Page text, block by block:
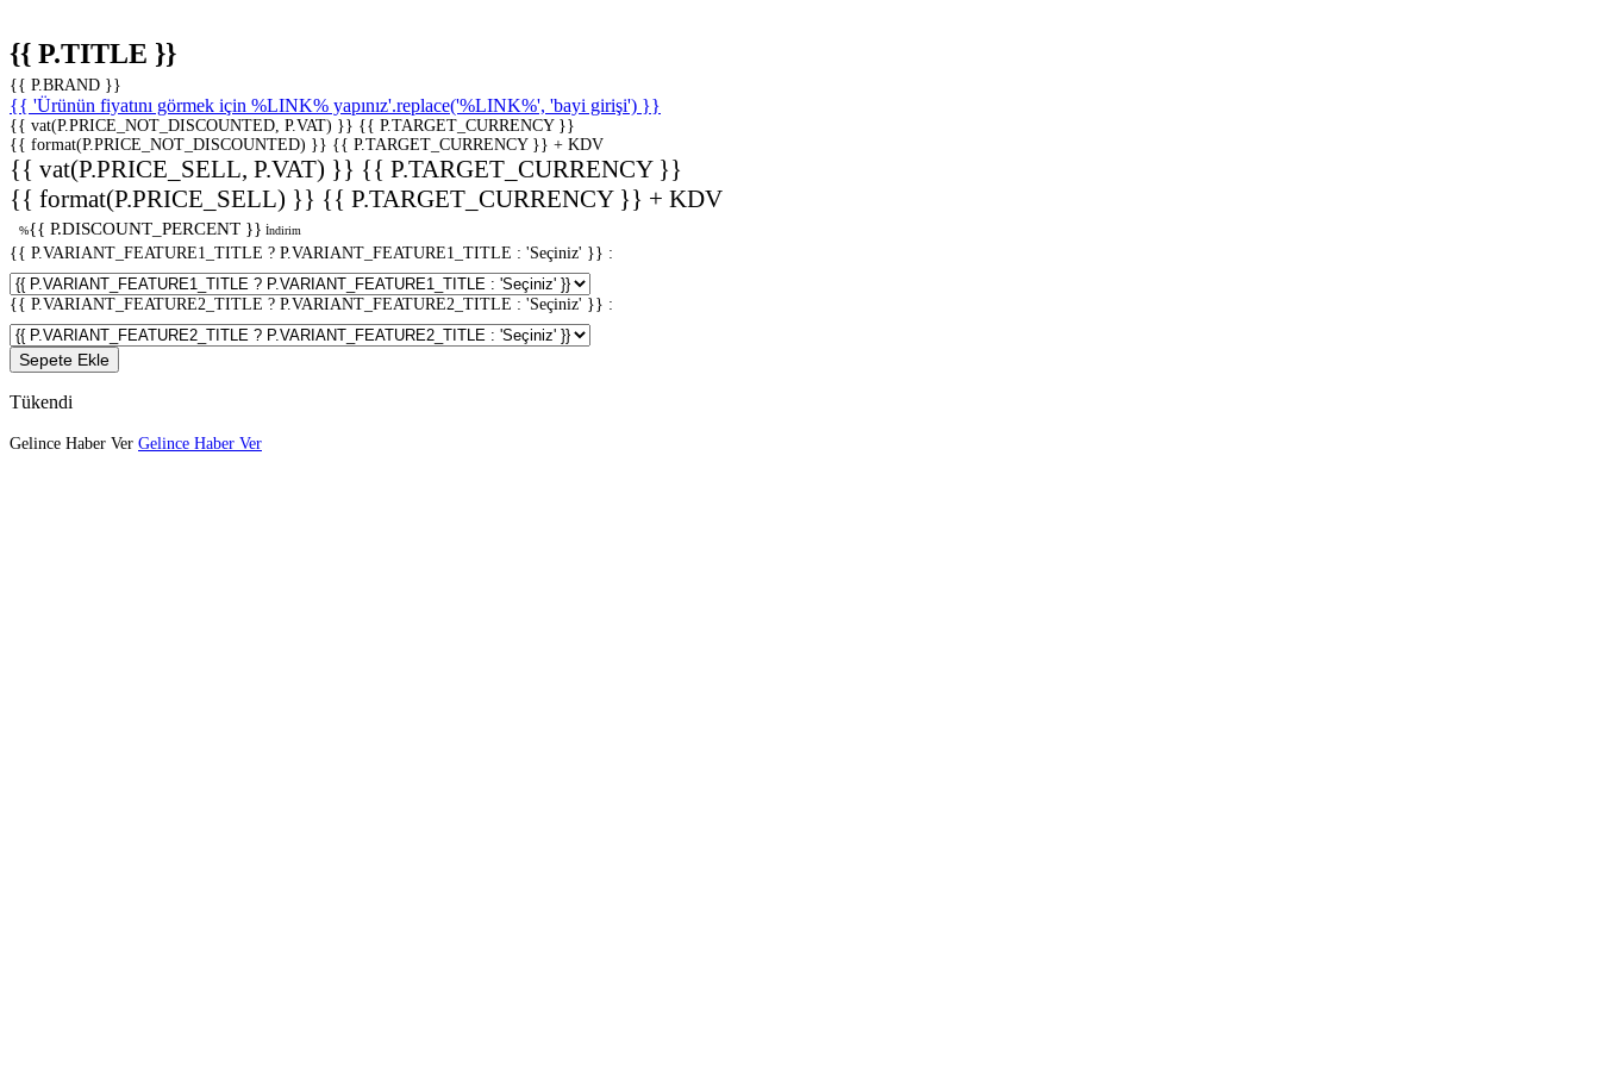
{{ P.TITLE }}
{{ P.BRAND }}
{{ 'Ürünün fiyatını görmek için %LINK% yapınız'.replace('%LINK%', 'bayi girişi') }}
{{ vat(P.PRICE_NOT_DISCOUNTED, P.VAT) }} {{ P.TARGET_CURRENCY }}
{{ format(P.PRICE_NOT_DISCOUNTED) }} {{ P.TARGET_CURRENCY }} + KDV
{{ vat(P.PRICE_SELL, P.VAT) }} {{ P.TARGET_CURRENCY }}
{{ format(P.PRICE_SELL) }} {{ P.TARGET_CURRENCY }} + KDV
%{{ P.DISCOUNT_PERCENT }} İndirim
{{ P.VARIANT_FEATURE1_TITLE ? P.VARIANT_FEATURE1_TITLE : 'Seçiniz' }} :
{{ P.VARIANT_FEATURE2_TITLE ? P.VARIANT_FEATURE2_TITLE : 'Seçiniz' }} :
Sepete Ekle
Tükendi
Gelince Haber Ver Gelince Haber Ver